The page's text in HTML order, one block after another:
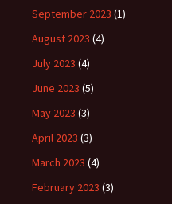
September 2023 (1)
August 2023 (4)
July 2023 (4)
June 2023 (5)
May 2023 (3)
April 2023 (3)
March 2023 (4)
February 2023 (3)